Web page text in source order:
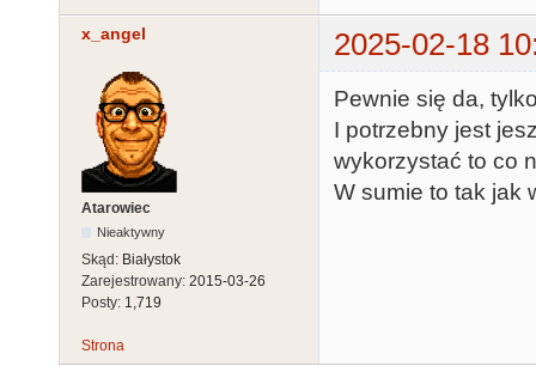
x_angel 2025-02-18
Atarowiec
Nieaktywny
Skąd: Białystok
Zarejestrowany: 2015-03-26
Posty: 1,719
Pewnie się da,
I potrzebny jest
wykorzystać to co
W sumie to tak jak
Strona